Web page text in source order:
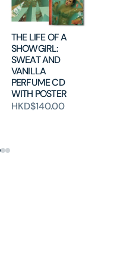
THE LIFE OF A
SHOWGIRL:
SWEAT AND
VANILLA
PERFUME CD
WITH POSTER
HKD$140.00